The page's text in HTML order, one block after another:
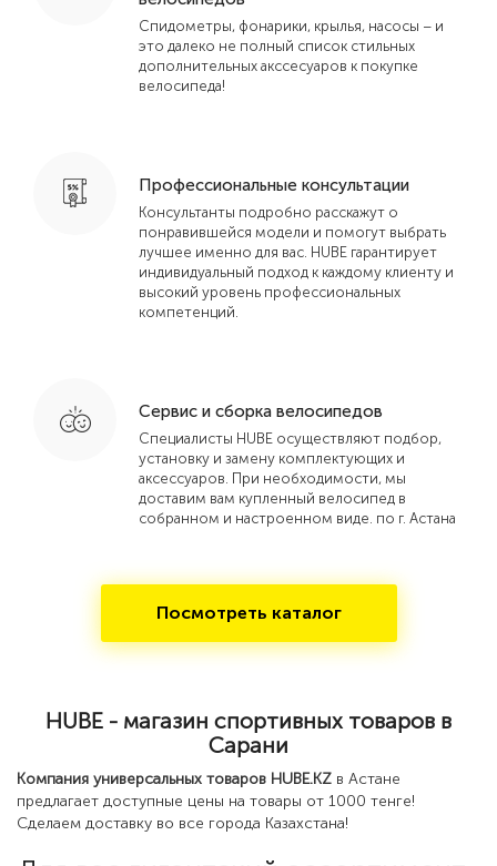
велосипедов
Спидометры, фонарики, крылья, насосы – и
это далеко не полный список стильных
дополнительных акссесуаров к покупке
велосипеда!
Профессиональные консультации
Консультанты подробно расскажут о
понравившейся модели и помогут выбрать
лучшее именно для вас. HUBE гарантирует
индивидуальный подход к каждому клиенту и
высокий уровень профессиональных
компетенций.
Сервис и сборка велосипедов
Специалисты HUBE осуществляют подбор,
установку и замену комплектующих и
аксессуаров. При необходимости, мы
доставим вам купленный велосипед в
собранном и настроенном виде. по г. Астана
Посмотреть каталог
HUBE - магазин спортивных товаров в
Сарани
Компания универсальных товаров HUBE.KZ в Астане
предлагает доступные цены на товары от 1000 тенге!
Сделаем доставку во все города Казахстана!